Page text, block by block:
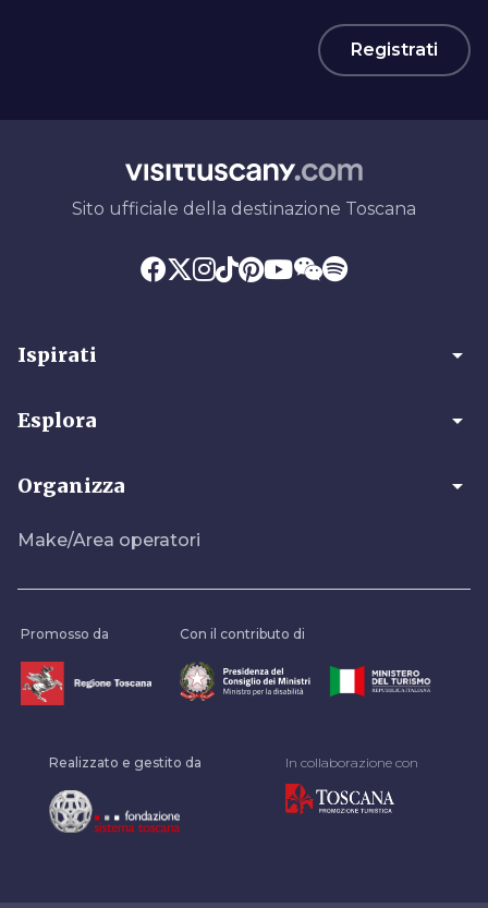
Registrati
Sito ufficiale della destinazione Toscana
Ispirati arrow_drop_down
Esplora arrow_drop_down
Organizza arrow_drop_down
Make/Area operatori
Promosso da Con il contributo di
Realizzato e gestito da In collaborazione con